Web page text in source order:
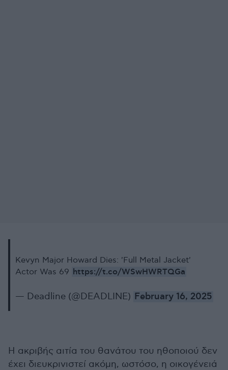
Kevyn Major Howard Dies: 'Full Metal Jacket'
Actor Was 69 https://t.co/WSwHWRTQGa
— Deadline (@DEADLINE) February 16, 2025
Η ακριβής αιτία του θανάτου του ηθοποιού δεν
έχει διευκρινιστεί ακόμη, ωστόσο, η οικογένειά